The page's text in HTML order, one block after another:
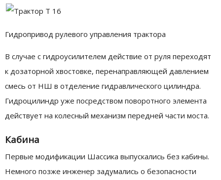
Гидропривод рулевого управления трактора
В случае с гидроусилителем действие от руля переходят
к дозаторной хвостовке, перенаправляющей давлением
смесь от НШ в отделение гидравлического цилиндра.
Гидроцилиндр уже посредством поворотного элемента
действует на колесный механизм передней части моста.
Кабина
Первые модификации Шассика выпускались без кабины.
Немного позже инженер задумались о безопасности